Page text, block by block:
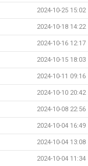
2024-10-25 15:02
2024-10-18 14:22
2024-10-16 12:17
2024-10-15 18:03
2024-10-11 09:16
2024-10-10 20:42
2024-10-08 22:56
2024-10-04 16:49
2024-10-04 13:08
2024-10-04 11:34